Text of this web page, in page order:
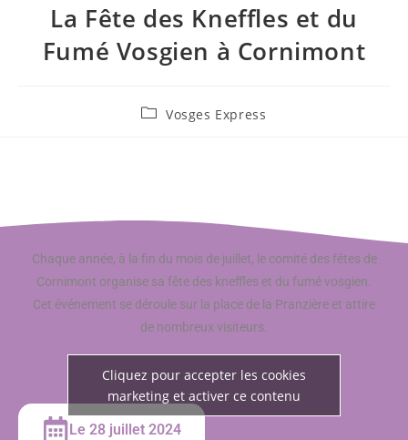
La Fête des Kneffles et du
Fumé Vosgien à Cornimont
Vosges Express
Chaque année, à la fin du mois de juillet, le comité des fêtes de
Cornimont organise sa fête des kneffles et du fumé vosgien.
Cet événement se déroule sur la place de la Pranzière et attire
de nombreux visiteurs.
Cliquez pour accepter les cookies
marketing et activer ce contenu
Le 28 juillet 2024